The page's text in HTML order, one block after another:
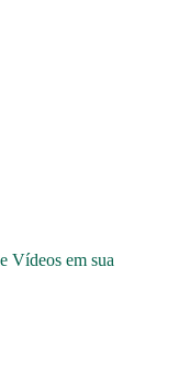
Vídeos em sua